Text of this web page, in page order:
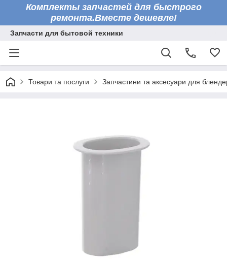
Комплекты запчастей для быстрого
ремонта.Вместе дешевле!
Запчасти для бытовой техники
Товари та послуги Запчастини та аксесуари для